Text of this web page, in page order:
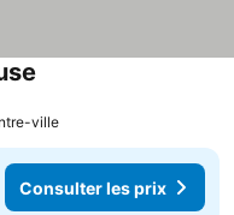
ville
Consulter les prix